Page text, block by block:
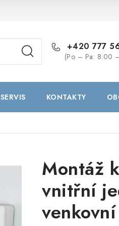
+420 777
(Po – Pa: 8:00
SERVIS KONTAKTY
Montáž
vnitřní